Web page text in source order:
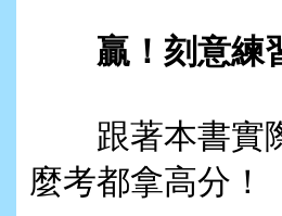
贏！刻意練
跟著本書實際
麼考都拿高分！